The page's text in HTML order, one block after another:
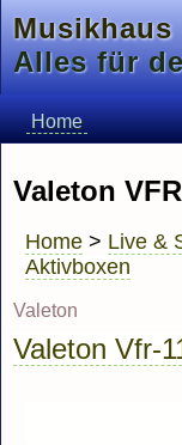
Musikhaus
Alles für
Home
Valeton
Home > Live &
Aktivboxen
Valeton
Valeton Vfr-